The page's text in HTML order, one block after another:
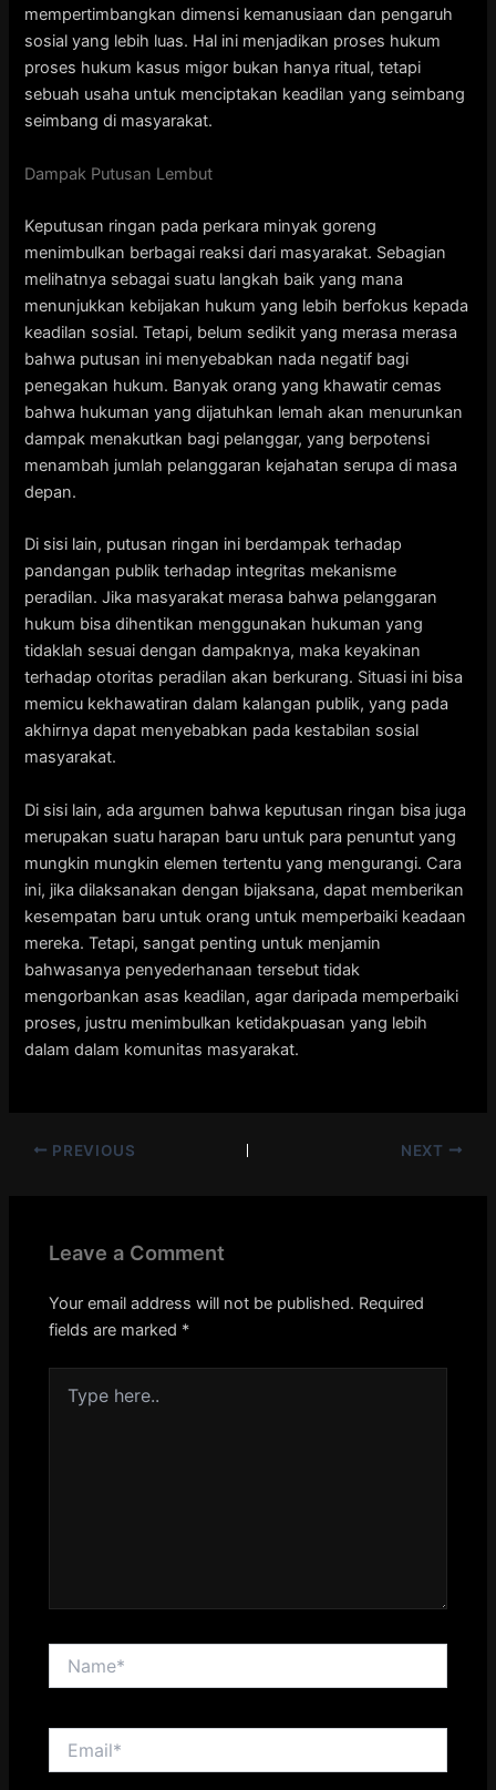
mempertimbangkan dimensi kemanusiaan dan pengaruh
sosial yang lebih luas. Hal ini menjadikan proses hukum
proses hukum kasus migor bukan hanya ritual, tetapi
sebuah usaha untuk menciptakan keadilan yang seimbang
seimbang di masyarakat.
Dampak Putusan Lembut
Keputusan ringan pada perkara minyak goreng
menimbulkan berbagai reaksi dari masyarakat. Sebagian
melihatnya sebagai suatu langkah baik yang mana
menunjukkan kebijakan hukum yang lebih berfokus kepada
keadilan sosial. Tetapi, belum sedikit yang merasa merasa
bahwa putusan ini menyebabkan nada negatif bagi
penegakan hukum. Banyak orang yang khawatir cemas
bahwa hukuman yang dijatuhkan lemah akan menurunkan
dampak menakutkan bagi pelanggar, yang berpotensi
menambah jumlah pelanggaran kejahatan serupa di masa
depan.
Di sisi lain, putusan ringan ini berdampak terhadap
pandangan publik terhadap integritas mekanisme
peradilan. Jika masyarakat merasa bahwa pelanggaran
hukum bisa dihentikan menggunakan hukuman yang
tidaklah sesuai dengan dampaknya, maka keyakinan
terhadap otoritas peradilan akan berkurang. Situasi ini bisa
memicu kekhawatiran dalam kalangan publik, yang pada
akhirnya dapat menyebabkan pada kestabilan sosial
masyarakat.
Di sisi lain, ada argumen bahwa keputusan ringan bisa juga
merupakan suatu harapan baru untuk para penuntut yang
mungkin mungkin elemen tertentu yang mengurangi. Cara
ini, jika dilaksanakan dengan bijaksana, dapat memberikan
kesempatan baru untuk orang untuk memperbaiki keadaan
mereka. Tetapi, sangat penting untuk menjamin
bahwasanya penyederhanaan tersebut tidak
mengorbankan asas keadilan, agar daripada memperbaiki
proses, justru menimbulkan ketidakpuasan yang lebih
dalam dalam komunitas masyarakat.
PREVIOUS NEXT
Leave a Comment
Your email address will not be published. Required
fields are marked *
here..